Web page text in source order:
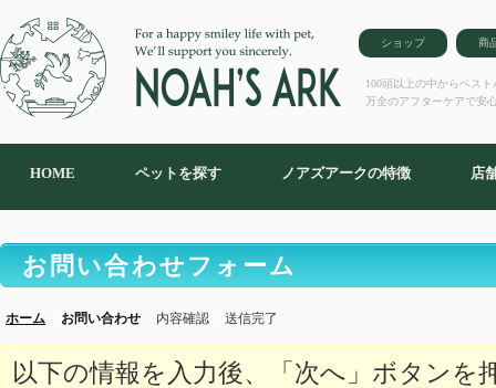
ショップ 商
100頭以上の中からベス
万全のアフターケアで安
HOME ペットを探す ノアズアークの特徴 店
お問い合わせフォーム
ホーム お問い合わせ 内容確認 送信完了
以下の情報を入力後、「次へ」ボタンを